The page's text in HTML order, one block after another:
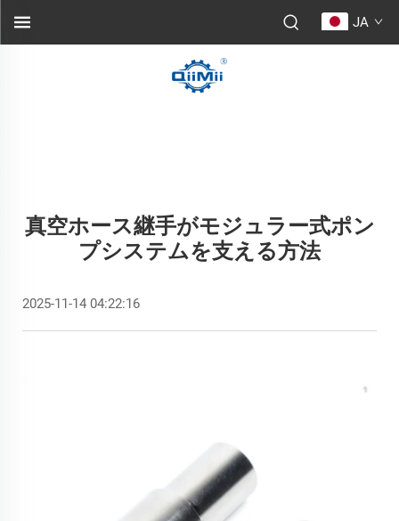
JA
真空ホース継手がモジュラー式ポン
プシステムを支える方法
2025-11-14 04:22:16